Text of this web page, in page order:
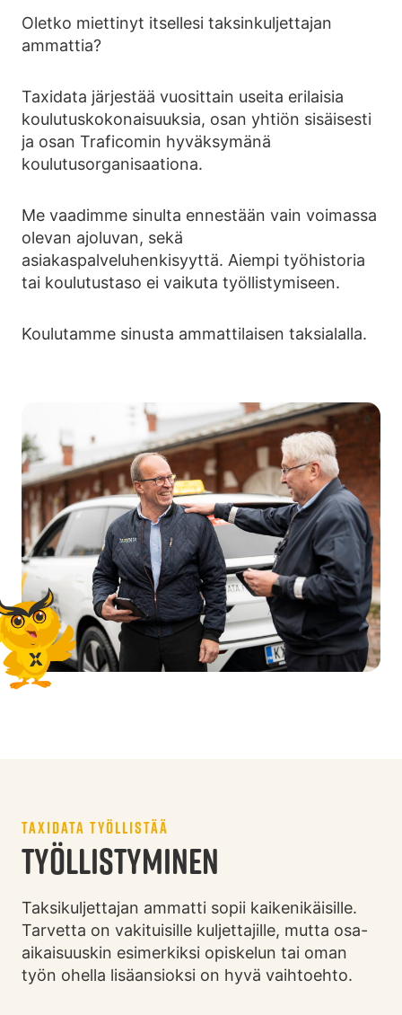
Oletko miettinyt itsellesi taksinkuljettajan
ammattia?
Taxidata järjestää vuosittain useita erilaisia
koulutuskokonaisuuksia, osan yhtiön sisäisesti
ja osan Traficomin hyväksymänä
koulutusorganisaationa.
Me vaadimme sinulta ennestään vain voimassa
olevan ajoluvan, sekä
asiakaspalveluhenkisyyttä. Aiempi työhistoria
tai koulutustaso ei vaikuta työllistymiseen.
Koulutamme sinusta ammattilaisen taksialalla.
TAXIDATA TYÖLLISTÄÄ
TYÖLLISTYMINEN
Taksikuljettajan ammatti sopii kaikenikäisille.
Tarvetta on vakituisille kuljettajille, mutta osa-
aikaisuuskin esimerkiksi opiskelun tai oman
työn ohella lisäansioksi on hyvä vaihtoehto.